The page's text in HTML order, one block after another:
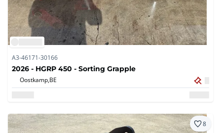
A3-46171-30166
2026 - HGRP 450 - Sorting Grapple
Oostkamp,BE
8